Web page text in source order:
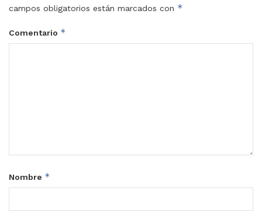
campos obligatorios están marcados con *
Comentario *
Nombre *